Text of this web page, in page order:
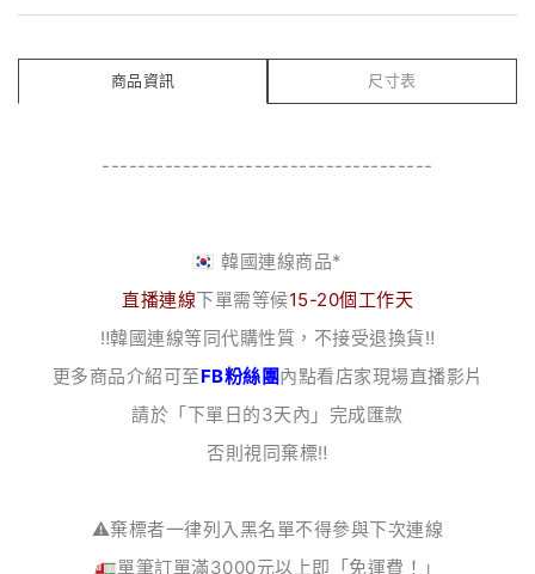
商品資訊 尺寸表
-------------------------------------
🇰🇷 韓國連線商品*
直播連線下單需等候15-20個工作天
‼️韓國連線等同代購性質，不接受退換貨‼️
更多商品介紹可至FB粉絲團內點看店家現場直播影片
請於「下單日的3天內」完成匯款
否則視同棄標‼️
⚠️棄標者一律列入黑名單不得參與下次連線
🚛單筆訂單滿3000元以上即「免運費！」